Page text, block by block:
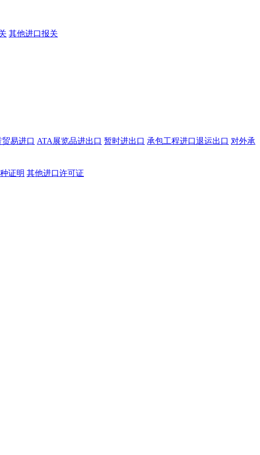
其他进口报关
贸易进口 ATA展览品进出口 暂时进出口 承包工程进口退运出口 对外承
证明 其他进口许可证